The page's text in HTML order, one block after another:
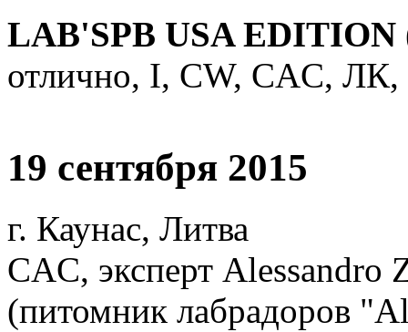
LAB'SPB USA
отлично, I, СW, CAC, ЛК,
19 сентября 2015
г. Каунас, Литва
CAC, эксперт Alessandro
(питомник лабрадоров